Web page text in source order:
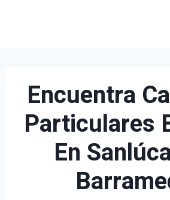
Encuentra
Particulares
En